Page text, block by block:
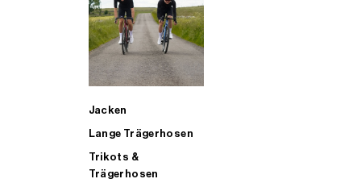
Jacken
Lange Trägerhosen
Trikots &
Trägerhosen
ALLE TRIATHLONARTIKEL FÜR MÄNNER KAUFEN